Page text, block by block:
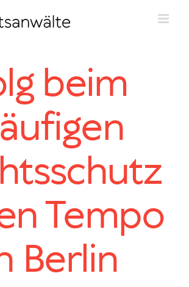
beim
Tempo
Berlin